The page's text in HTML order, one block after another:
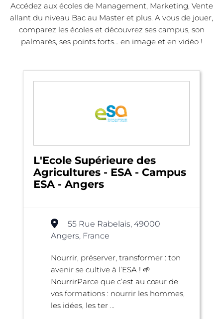
Accédez aux écoles de Management, Marketing, Vente
allant du niveau Bac au Master et plus. A vous de jouer,
comparez les écoles et découvrez ses campus, son
palmarès, ses points forts... en image et en vidéo !
L'Ecole Supérieure des
Agricultures - ESA - Campus
ESA - Angers
55 Rue Rabelais, 49000
Angers, France
Nourrir, préserver, transformer : ton
avenir se cultive à l’ESA ! 🌱
NourrirParce que c’est au cœur de
vos formations : nourrir les hommes,
les idées, les ter ...